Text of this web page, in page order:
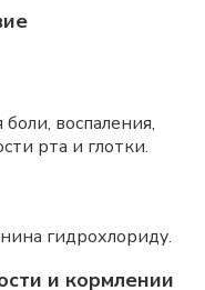
воспаления,
рта и глотки.
гидрохлориду.
и кормлении